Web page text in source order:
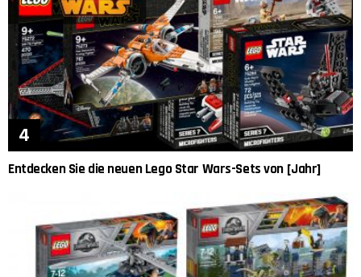
Entdecken Sie die neuen Lego Star Wars-Sets von [Jahr]